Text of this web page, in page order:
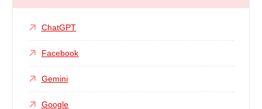
ChatGPT
Facebook
Gemini
Google